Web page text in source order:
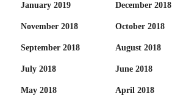
January 2019 December 2018
November 2018 October 2018
September 2018 August 2018
July 2018 June 2018
May 2018 April 2018